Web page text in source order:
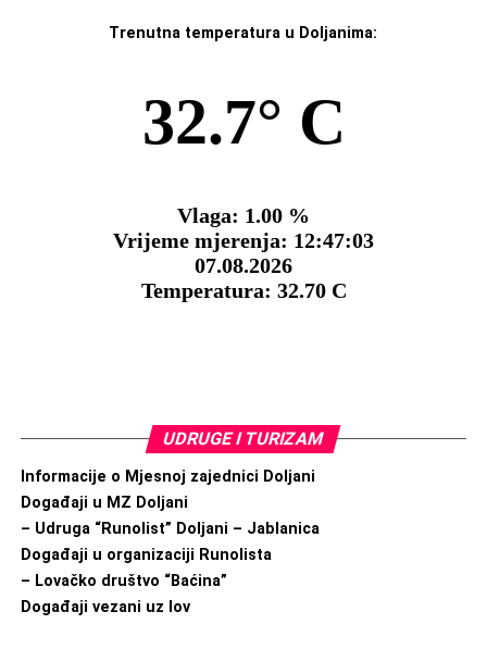
Trenutna temperatura u Doljanima:
UDRUGE I TURIZAM
Informacije o Mjesnoj zajednici Doljani
Događaji u MZ Doljani
– Udruga “Runolist” Doljani – Jablanica
Događaji u organizaciji Runolista
– Lovačko društvo “Baćina”
Događaji vezani uz lov